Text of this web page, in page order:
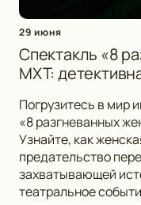
29 июня
Спектакль «8
МХТ:
Погрузитесь в мир
«8 разгневанных
Узнайте, как
предательство
захватывающей
театральное